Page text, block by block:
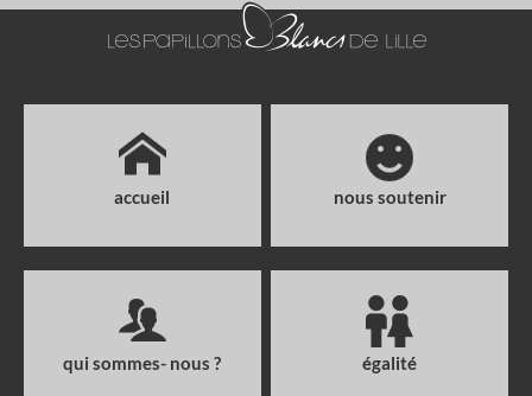
accueil nous soutenir
qui sommes- nous ? égalité